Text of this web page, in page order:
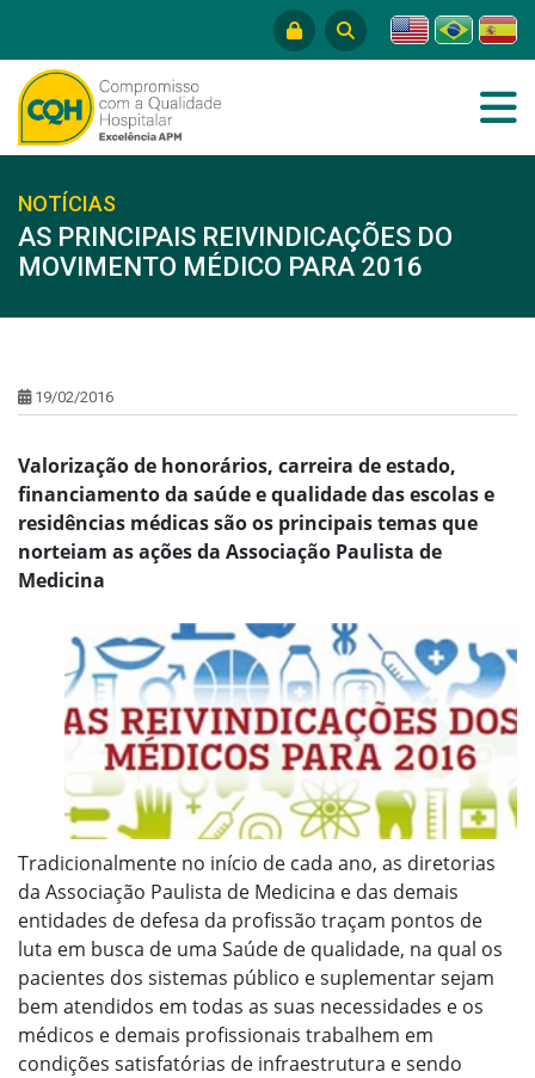
NOTÍCIAS
AS PRINCIPAIS REIVINDICAÇÕES DO
MOVIMENTO MÉDICO PARA 2016
19/02/2016
Valorização de honorários, carreira de estado,
financiamento da saúde e qualidade das escolas e
residências médicas são os principais temas que
norteiam as ações da Associação Paulista de
Medicina
Tradicionalmente no início de cada ano, as diretorias
da Associação Paulista de Medicina e das demais
entidades de defesa da profissão traçam pontos de
luta em busca de uma Saúde de qualidade, na qual os
pacientes dos sistemas público e suplementar sejam
bem atendidos em todas as suas necessidades e os
médicos e demais profissionais trabalhem em
condições satisfatórias de infraestrutura e sendo